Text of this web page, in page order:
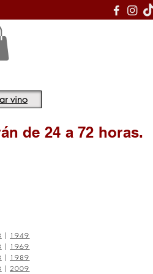
vino
de 24 a 72 horas.
| 1949
| 1969
| 1989
| 2009